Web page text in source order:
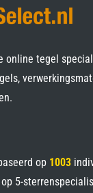
online tegel
op 1003
5-